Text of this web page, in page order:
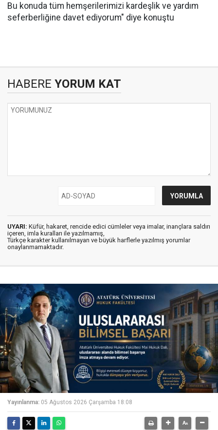
Bu konuda tüm hemşerilerimizi kardeşlik ve yardım
seferberliğine davet ediyorum" diye konuştu
HABERE YORUM KAT
UYARI: Küfür, hakaret, rencide edici cümleler veya imalar, inançlara saldırı
içeren, imla kuralları ile yazılmamış,
Türkçe karakter kullanılmayan ve büyük harflerle yazılmış yorumlar
onaylanmamaktadır.
Yayınlanma: 05 Ağustos 2026 Çarşamba 18:08